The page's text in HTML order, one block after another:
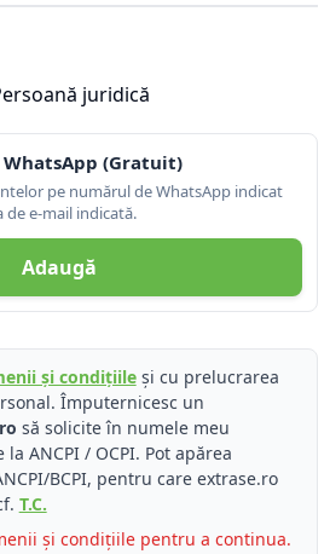
juridică
(Gratuit)
pe numărul de WhatsApp indicat
de e-mail indicată.
Adaugă
și condițiileși cu prelucrarea
Împuternicesc un
să solicite în numele meu
ANCPI / OCPI. Pot apărea
BCPI, pentru care extrase.ro
T.C.
și condițiile pentru a continua.